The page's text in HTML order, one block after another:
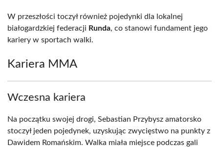
W przeszłości toczył również pojedynki dla lokalnej
białogardzkiej federacji Runda, co stanowi fundament jego
kariery w sportach walki.
Kariera MMA
Wczesna kariera
Na początku swojej drogi, Sebastian Przybysz amatorsko
stoczył jeden pojedynek, uzyskując zwycięstwo na punkty z
Dawidem Romańskim. Walka miała miejsce podczas gali